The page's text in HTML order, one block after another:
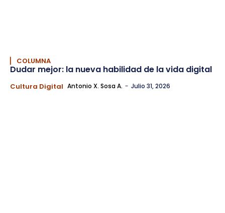
▏ COLUMNA
Dudar mejor: la nueva habilidad de la vida digital
Cultura Digital Antonio X. Sosa A. - Julio 31, 2026